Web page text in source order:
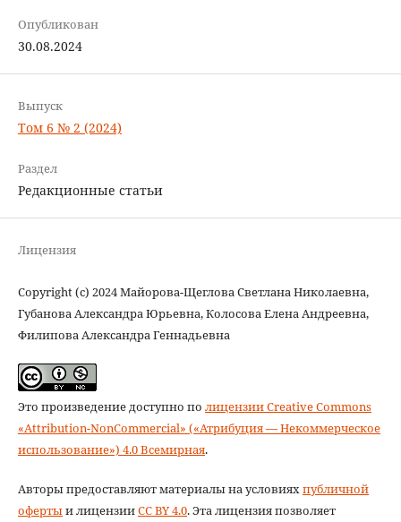
Опубликован
30.08.2024
Выпуск
Том 6 № 2 (2024)
Раздел
Редакционные статьи
Лицензия
Copyright (c) 2024 Майорова-Щеглова Светлана Николаевна,
Губанова Александра Юрьевна, Колосова Eлена Андреевна,
Филипова Александра Геннадьевна
Это произведение доступно по лицензии Creative Commons
«Attribution-NonCommercial» («Атрибуция — Некоммерческое
использование») 4.0 Всемирная.
Авторы предоставляют материалы на условияхпубличной
офертыи лицензииCC BY 4.0. Эта лицензия позволяет